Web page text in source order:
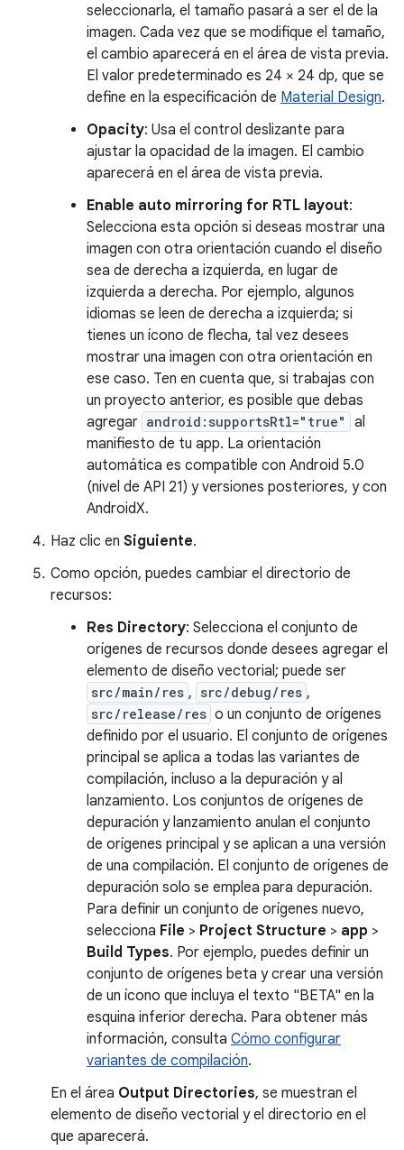
seleccionarla, el tamaño pasará a ser el de la
imagen. Cada vez que se modifique el tamaño,
el cambio aparecerá en el área de vista previa.
El valor predeterminado es 24 × 24 dp, que se
define en la especificación de Material Design.
Opacity: Usa el control deslizante para
ajustar la opacidad de la imagen. El cambio
aparecerá en el área de vista previa.
Enable auto mirroring for RTL layout:
Selecciona esta opción si deseas mostrar una
imagen con otra orientación cuando el diseño
sea de derecha a izquierda, en lugar de
izquierda a derecha. Por ejemplo, algunos
idiomas se leen de derecha a izquierda; si
tienes un ícono de flecha, tal vez desees
mostrar una imagen con otra orientación en
ese caso. Ten en cuenta que, si trabajas con
un proyecto anterior, es posible que debas
agregar android:supportsRtl="true"
al
manifiesto de tu app. La orientación
automática es compatible con Android 5.0
(nivel de API 21) y versiones posteriores, y con
AndroidX.
Haz clic en Siguiente.
Como opción, puedes cambiar el directorio de
recursos:
Res Directory: Selecciona el conjunto de
orígenes de recursos donde desees agregar el
elemento de diseño vectorial; puede ser
src/main/res , src/debug/res ,
src/release/res o un conjunto de orígenes
definido por el usuario. El conjunto de orígenes
principal se aplica a todas las variantes de
compilación, incluso a la depuración y al
lanzamiento. Los conjuntos de orígenes de
depuración y lanzamiento anulan el conjunto
de orígenes principal y se aplican a una versión
de una compilación. El conjunto de orígenes de
depuración solo se emplea para depuración.
Para definir un conjunto de orígenes nuevo,
selecciona File > Project Structure > app >
Build Types. Por ejemplo, puedes definir un
conjunto de orígenes beta y crear una versión
de un ícono que incluya el texto "BETA" en la
esquina inferior derecha. Para obtener más
información, consulta Cómo configurar
variantes de compilación.
En el área Output Directories, se muestran el
elemento de diseño vectorial y el directorio en el
que aparecerá.